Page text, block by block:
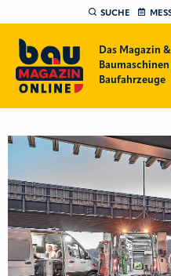
SUCHE
Das Magazin
Baufahrzeuge